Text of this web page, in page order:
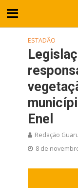
ESTADÃO
Enel
Redação
8 de